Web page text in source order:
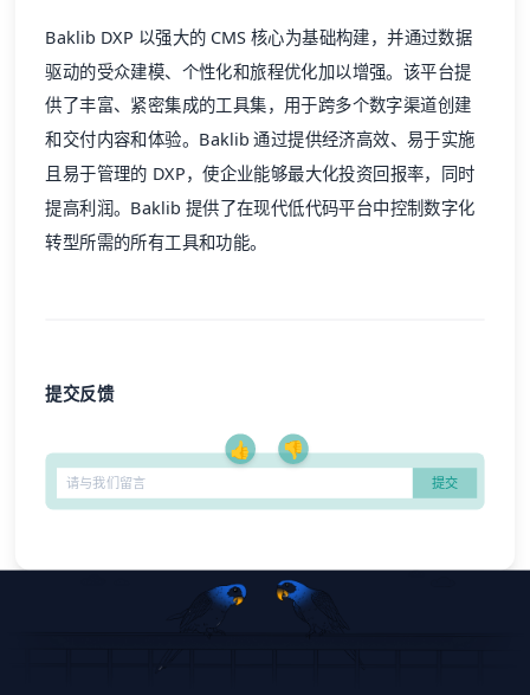
Baklib DXP 以强大的 CMS 核心为基础构建，并通过数据
驱动的受众建模、个性化和旅程优化加以增强。该平台提
供了丰富、紧密集成的工具集，用于跨多个数字渠道创建
和交付内容和体验。 Baklib 通过提供经济高效、易于实施
且易于管理的 DXP，使企业能够最大化投资回报率，同时
提高利润。 Baklib 提供了在现代低代码平台中控制数字化
转型所需的所有工具和功能。
提交反馈
👍 👎